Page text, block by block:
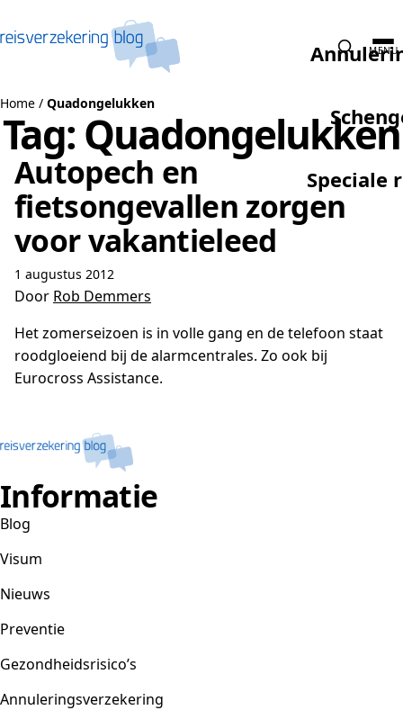
Speciale
MENU
Home / Quadongelukken
Tag: Quadongelukken
Autopech en
fietsongevallen zorgen
voor vakantieleed
1 augustus 2012
Door Rob Demmers
Het zomerseizoen is in volle gang en de telefoon staat
roodgloeiend bij de alarmcentrales. Zo ook bij
Eurocross Assistance.
Informatie
Blog
Visum
Nieuws
Preventie
Gezondheidsrisico’s
Annuleringsverzekering